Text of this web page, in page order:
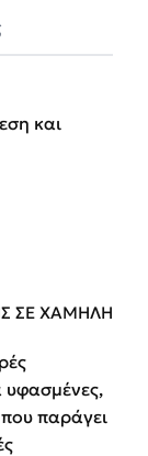
και
ΣΕ ΧΑΜΗΛΗ
υφασμένες,
παράγει